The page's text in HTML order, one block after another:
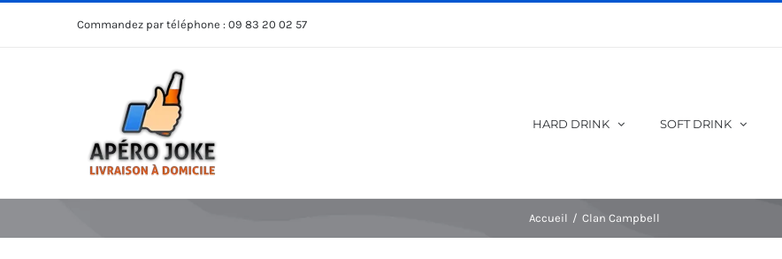
Commandez par téléphone : 09 83 20 02 57
HARD DRINK SOFT DRINK
Accueil Clan Campbell